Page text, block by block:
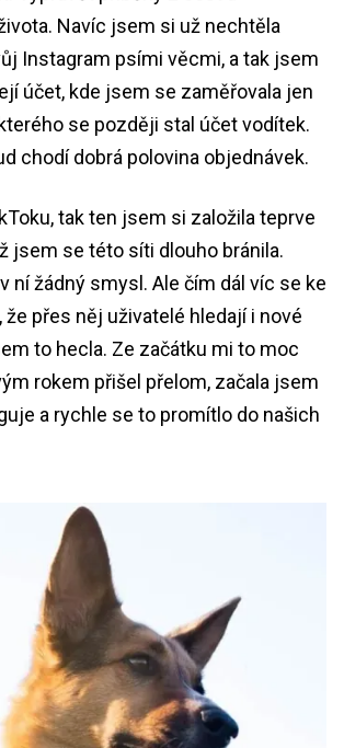
Navíc jsem si už nechtěla
Instagram psími věcmi, a tak jsem
účet, kde jsem se zaměřovala jen
se později stal účet vodítek.
chodí dobrá polovina objednávek.
tak ten jsem si založila teprve
jsem se této síti dlouho bránila.
ní žádný smysl. Ale čím dál víc se ke
že přes něj uživatelé hledají i nové
to hecla. Ze začátku mi to moc
rokem přišel přelom, začala jsem
a rychle se to promítlo do našich